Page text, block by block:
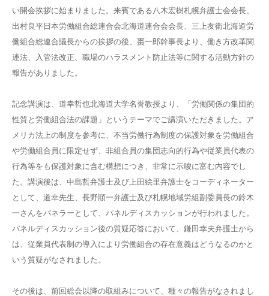
い開会挨拶に始まりました。来賓である八木宏樹札幌弁護士会会長、
出村良平日本労働組合総連合会北海道連合会会長、三上友衛北海道労
働組合総連合議長からの挨拶の後、棗一郎幹事長より、働き方改革関
連法、入管法改正、職場のハラスメント防止法等に関する活動方針の
報告がありました。
記念講演は、道幸哲也北海道大学名誉教授より、「労働関係の集団的
性質と労働組合法の課題」というテーマでご講演いただきました。ア
メリカ法上の制度を参考に、不当労働行為制度の保護対象を労働組合
や労働組合員に限定せず、非組合員の集団志向的行為や従業員代表の
行為等をも保護対象に含む構想につき、非常に示唆に富む内容でし
た。講演後は、中島哲弁護士及び上田絵里弁護士をコーディネーター
として、道幸先生、長野順一弁護士及び札幌地域労組副委員長の鈴木
一さんをパネラーとして、パネルディスカッションが行われました。
パネルディスカッション後の質疑応答において、鎌田幸夫弁護士から
は、従業員代表制の導入により労働組合の存在意義はどうなるのかと
いう質疑がなされました。
その後は、前回総会以降の取組みについて、種々の報告がなされまし